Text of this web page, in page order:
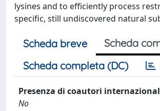
lysines and to efficiently process
specific, still undiscovered natural
Scheda breve
Scheda
Scheda completa (DC)
Presenza di coautori
No